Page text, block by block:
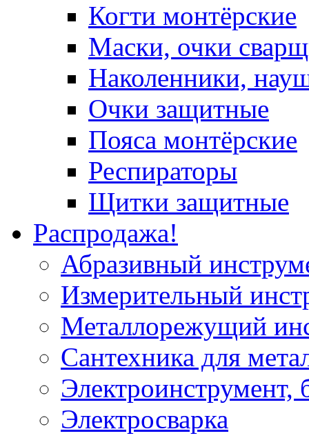
Когти монтёрские
Маски, очки
Наколенники,
Очки защитные
Пояса монтёрские
Респираторы
Щитки защитные
Распродажа!
Абразивный
Измерительный
Металлорежущий
Сантехника для
Электроинструмент,
Электросварка